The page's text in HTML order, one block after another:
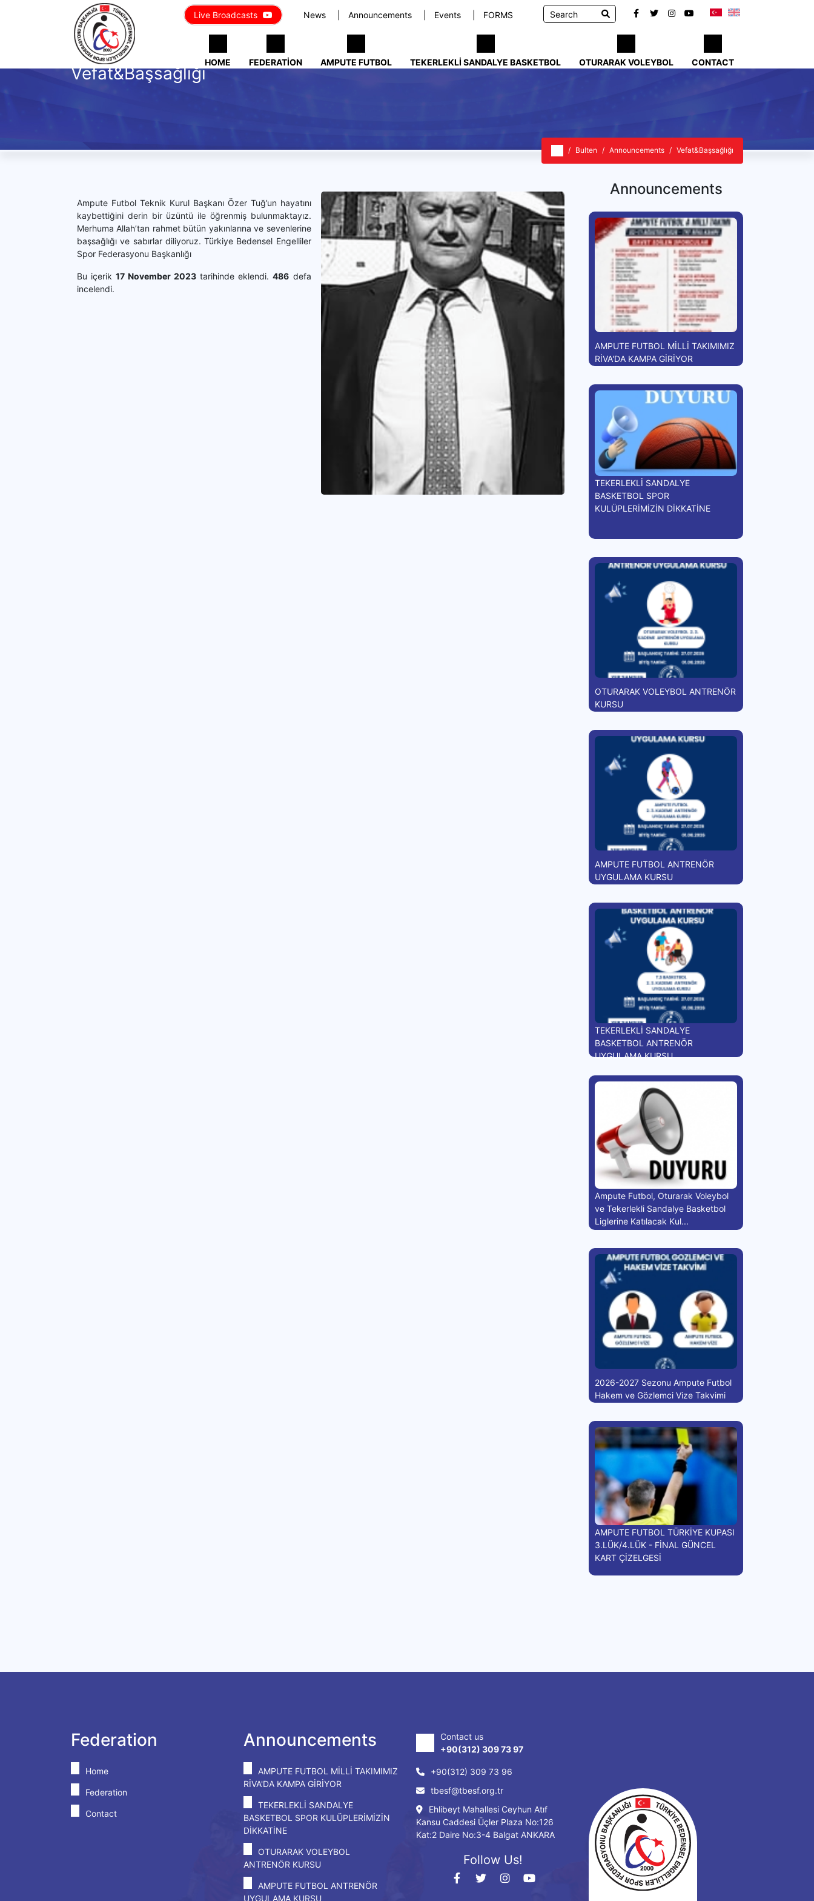
News Announcements Events FORMS
Live Broadcasts
HOME FEDERATION AMPUTE FUTBOL TEKERLEKLI SANDALYE BASKETBOL OTURARAK VOLEYBOL CONTACT
Vefat&Başsağlığı
Bulten Announcements Vefat&Başsağlığı
Ampute Futbol Teknik Kurul Başkanı Özer Tuğ’un hayatını
kaybettiğini derin bir üzüntü ile öğrenmiş bulunmaktayız.
Merhuma Allah’tan rahmet bütün yakınlarına ve sevenlerine
başsağlığı ve sabırlar diliyoruz. Türkiye Bedensel Engelliler
Spor Federasyonu Başkanlığı
Bu içerik17 November 2023 tarihinde eklendi.486 defa
incelendi.
Announcements
AMPUTE FUTBOL MİLLİ TAKIMIMIZ
RİVA'DA KAMPA GİRİYOR
TEKERLEKLİ SANDALYE
BASKETBOL SPOR
KULÜPLERİMİZİN DİKKATİNE
OTURARAK VOLEYBOL ANTRENÖR
KURSU
AMPUTE FUTBOL ANTRENÖR
UYGULAMA KURSU
TEKERLEKLİ SANDALYE
BASKETBOL ANTRENÖR
UYGULAMA KURSU
Ampute Futbol, Oturarak Voleybol
ve Tekerlekli Sandalye Basketbol
Liglerine Katılacak Kul...
2026-2027 Sezonu Ampute Futbol
Hakem ve Gözlemci Vize Takvimi
AMPUTE FUTBOL TÜRKİYE KUPASI
3.LÜK/4.LÜK - FİNAL GÜNCEL
KART ÇİZELGESİ
Federation
Home
Federation
Contact
Announcements
AMPUTE FUTBOL MİLLİ TAKIMIMIZ
RİVA'DA KAMPA GİRİYOR
TEKERLEKLİ SANDALYE
BASKETBOL SPOR KULÜPLERİMİZİN
DİKKATİNE
OTURARAK VOLEYBOL
ANTRENÖR KURSU
AMPUTE FUTBOL ANTRENÖR
UYGULAMA KURSU
Contact us
+90(312) 309 73 97
+90(312) 309 73 96
tbesf@tbesf.org.tr
Ehlibeyt Mahallesi Ceyhun Atıf
Kansu Caddesi Üçler Plaza No:126
Kat:2 Daire No:3-4 Balgat ANKARA
Follow Us!